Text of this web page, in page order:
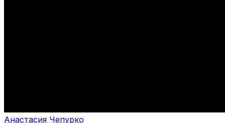
Анастасия Чепурко